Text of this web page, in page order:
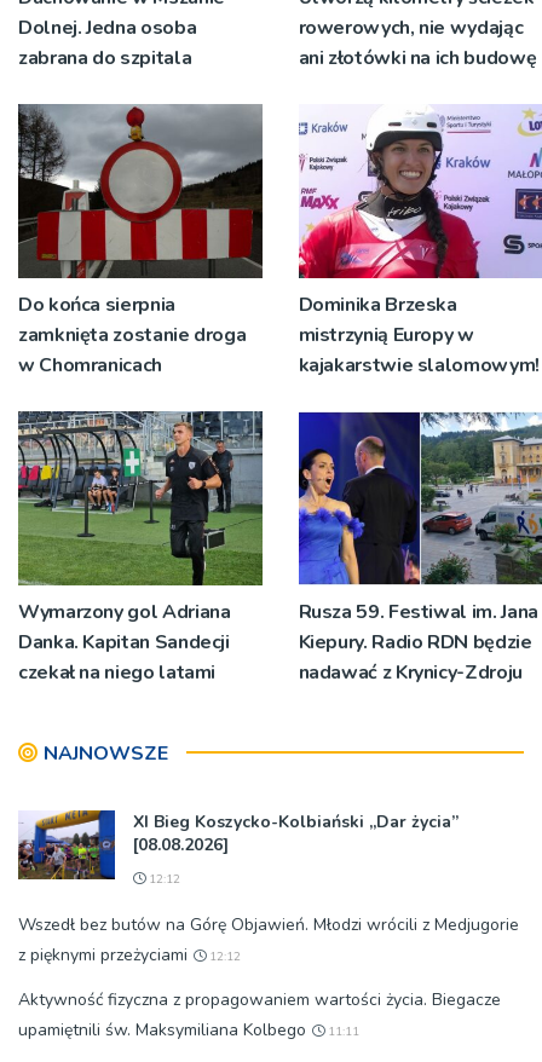
Dolnej. Jedna osoba
zabrana do szpitala
rowerowych, nie wydając
ani złotówki na ich budowę
Do końca sierpnia
zamknięta zostanie droga
w Chomranicach
Dominika Brzeska
mistrzynią Europy w
kajakarstwie slalomowym!
Wymarzony gol Adriana
Danka. Kapitan Sandecji
czekał na niego latami
Rusza 59. Festiwal im. Jana
Kiepury. Radio RDN będzie
nadawać z Krynicy-Zdroju
NAJNOWSZE
XI Bieg Koszycko-Kolbiański „Dar życia”
[08.08.2026]
12:12
Wszedł bez butów na Górę Objawień. Młodzi wrócili z Medjugorie
z pięknymi przeżyciami
12:12
Aktywność fizyczna z propagowaniem wartości życia. Biegacze
upamiętnili św. Maksymiliana Kolbego
11:11